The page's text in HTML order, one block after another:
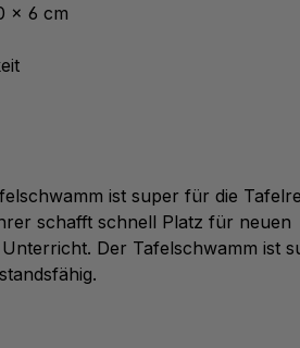
x 6 cm
ist super für die
schafft schnell Platz für neuen
Der Tafelschwamm ist